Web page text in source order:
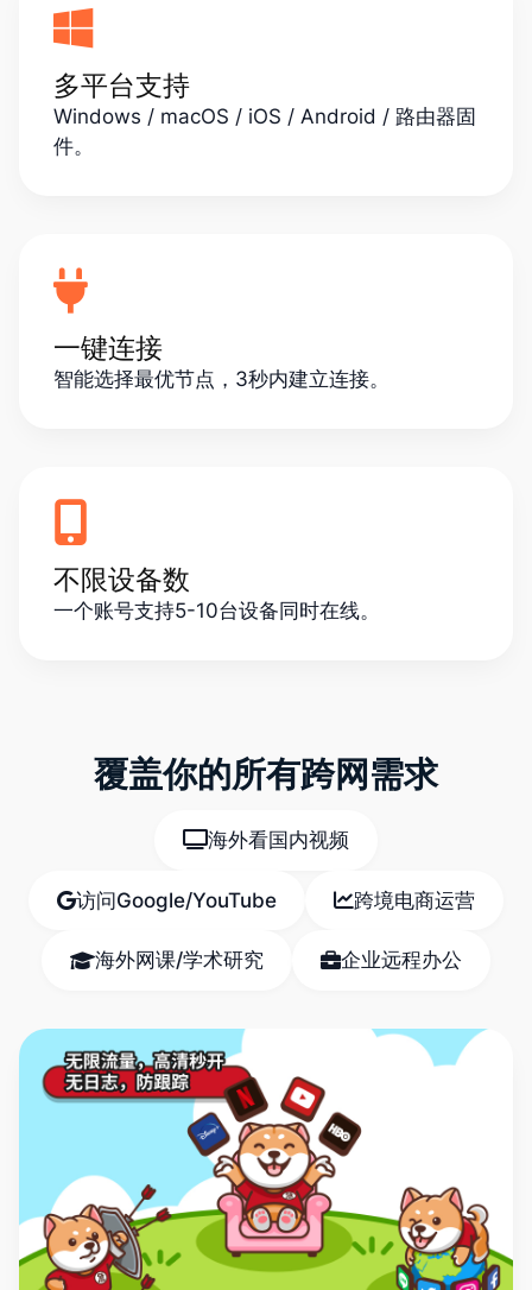
多平台支持
Windows / macOS / iOS / Android / 路由器固
件。
一键连接
智能选择最优节点，3秒内建立连接。
不限设备数
一个账号支持5-10台设备同时在线。
覆盖你的所有跨网需求
海外看国内视频
访问Google/YouTube 跨境电商运营
海外网课/学术研究 企业远程办公